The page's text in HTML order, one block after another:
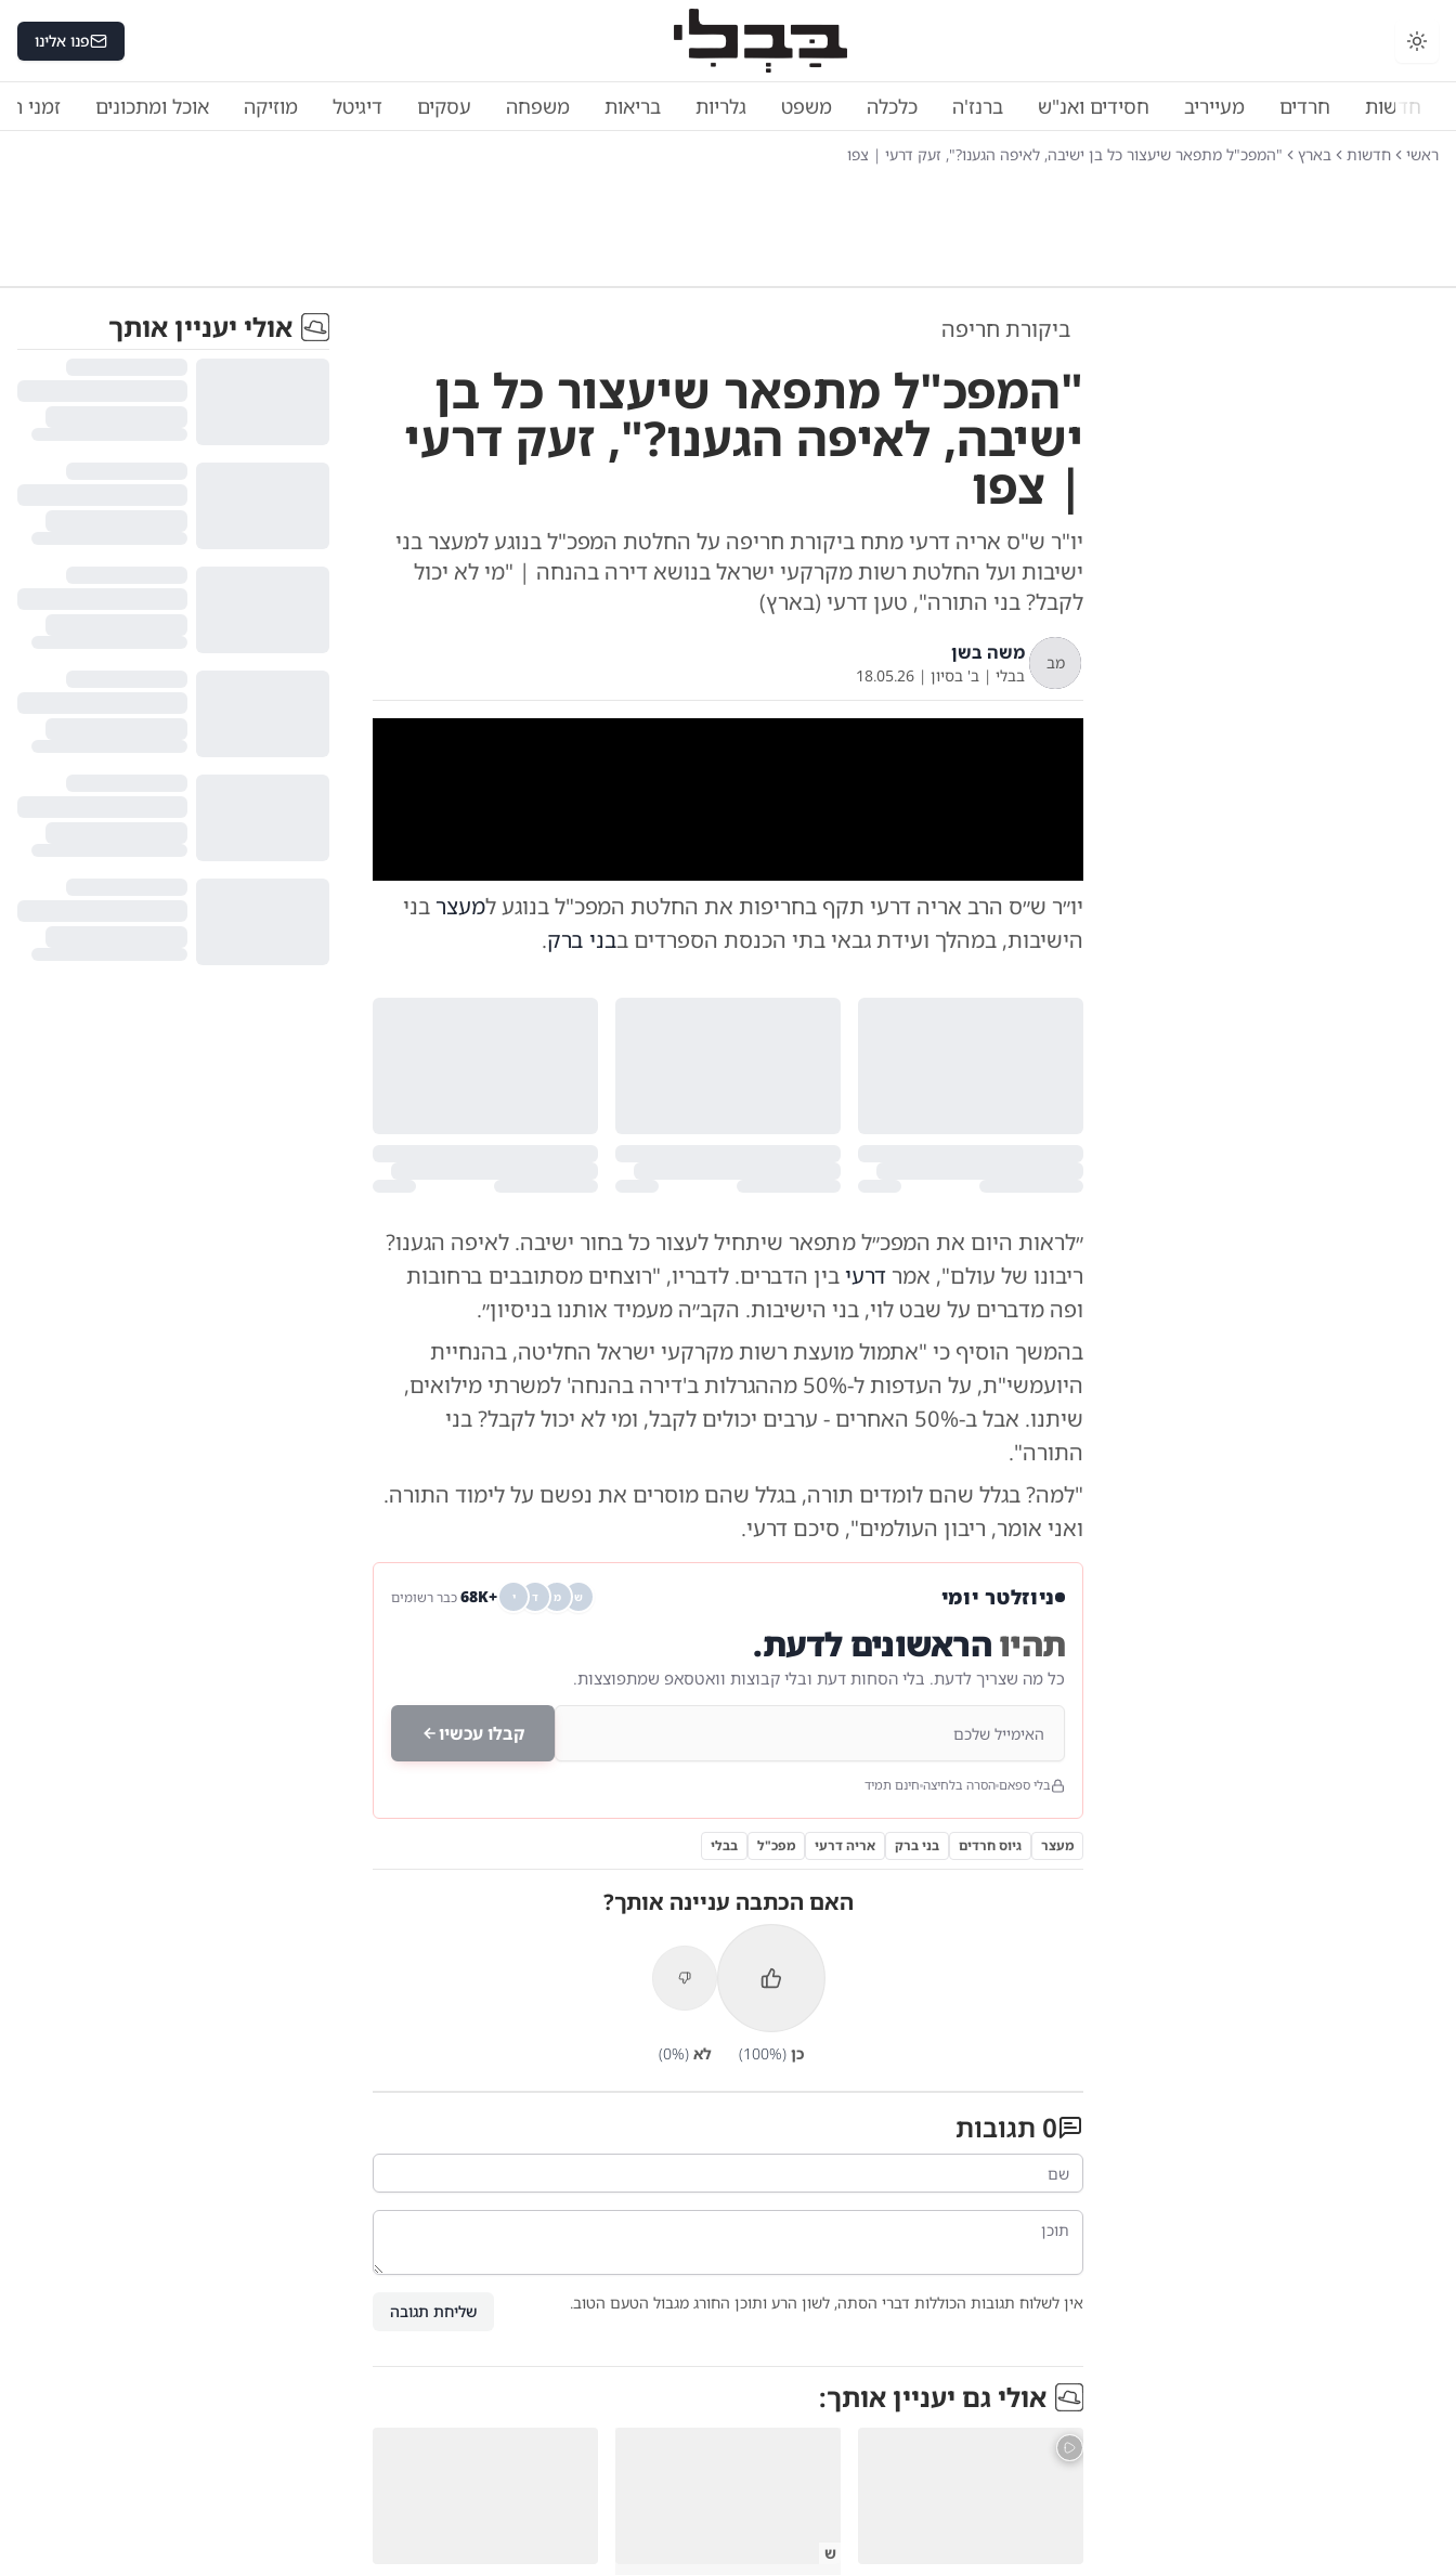
פנו אלינו
חדשות חרדים מעייריב חסידים ואנ"ש ברנז'ה כלכלה משפט גלריות בריאות משפחה עסקים דיגיטל מוזיקה אוכל ומתכונים זמני
ראשי חדשות בארץ "המפכ"ל מתפאר שיעצור כל בן ישיבה, לאיפה הגענו?", זעק דרעי | צפו
ביקורת חריפה
"המפכ"ל מתפאר שיעצור כל בן
ישיבה, לאיפה הגענו?", זעק דרעי
| צפו
יו"ר ש"ס אריה דרעי מתח ביקורת חריפה על החלטת המפכ"ל בנוגע למעצר בני
ישיבות ועל החלטת רשות מקרקעי ישראל בנושא דירה בהנחה | "מי לא יכול
לקבל? בני התורה", טען דרעי (בארץ)
מב משה בשן
בבלי| ב' בסיון |
18.05.26
דברי דרעי בכנסיו״ר ש״ס הרב אריה דרעי תקף בחריפות את החלטת המפכ"ל בנוגע למעצר בני
הישיבות, במהלך ועידת גבאי בתי הכנסת הספרדים בבני ברק.
״לראות היום את המפכ״ל מתפאר שיתחיל לעצור כל בחור ישיבה. לאיפה הגענו?
ריבונו של עולם", אמר דרעיבין הדברים. לדבריו, "רוצחים מסתובבים ברחובות
ופה מדברים על שבט לוי, בני הישיבות. הקב״ה מעמיד אותנו בניסיון״.
בהמשך הוסיף כי "אתמול מועצת רשות מקרקעי ישראל החליטה, בהנחיית
היועמשי"ת, על העדפות ל-50% מההגרלות ב'דירה בהנחה' למשרתי מילואים,
שיתנו. אבל ב-50% האחרים - ערבים יכולים לקבל, ומי לא יכול לקבל? בני
התורה".
"למה? בגלל שהם לומדים תורה, בגלל שהם מוסרים את נפשם על לימוד התורה.
ואני אומר, ריבון העולמים", סיכם דרעי.
ניוזלטר יומי ש מ ד י +68K כבר רשומים
תהיוהראשונים לדעת.
כל מה שצריך לדעת. בלי הסחות דעת ובלי קבוצות וואטסאפ שמתפוצצות.
קבלו עכשיו
בלי ספאם הסרה בלחיצה חינם תמיד
מעצר גיוס חרדים בני ברק אריה דרעי מפכ"ל בבלי
האם הכתבה עניינה אותך?
כן (
100%) לא (
0%)
0 תגובות
אין לשלוח תגובות הכוללות דברי הסתה, לשון הרע ותוכן החורג מגבול הטעם הטוב. שליחת תגובה
אולי גם יעניין אותך:
ש
אולי יעניין אותך